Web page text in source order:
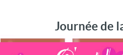
Journée de